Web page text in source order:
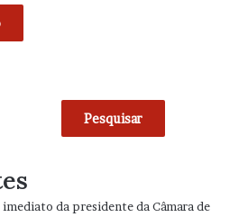
Pesquisar
da presidente da Câmara de